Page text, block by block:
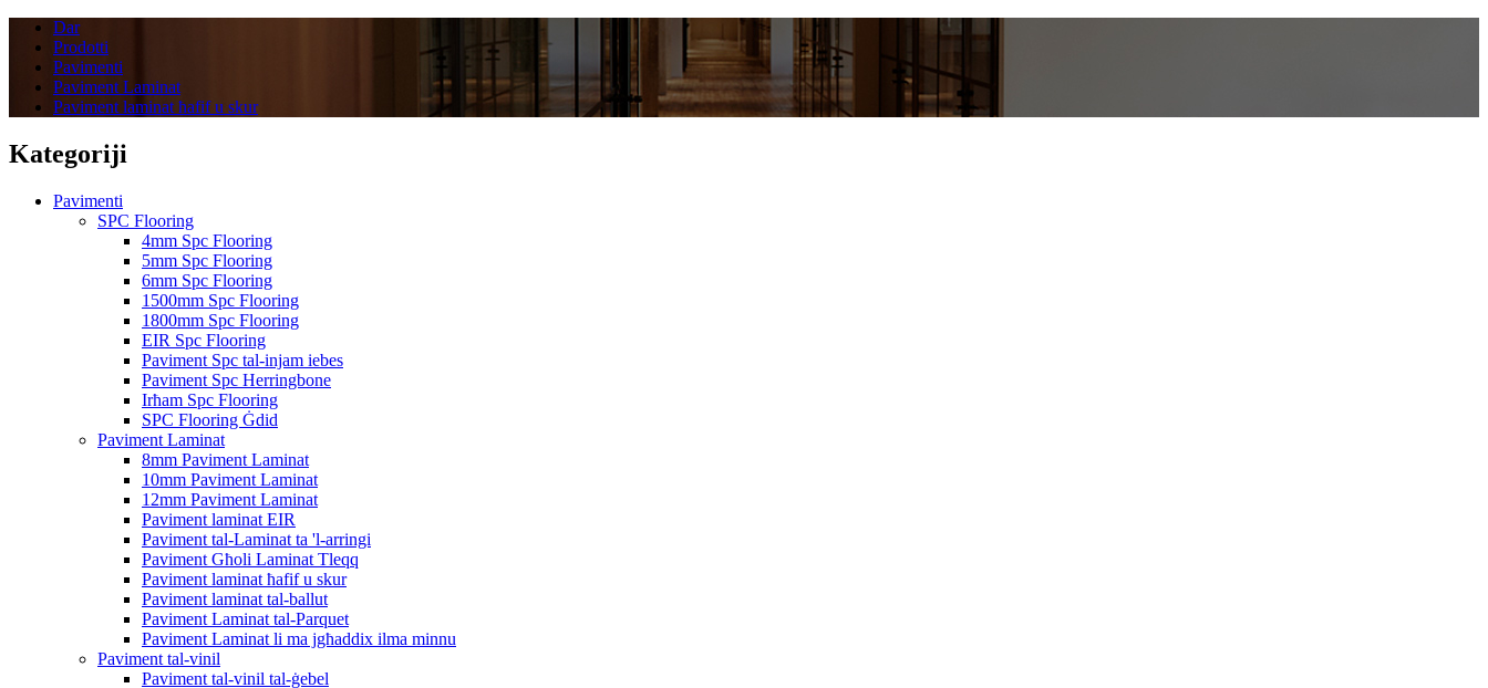
Dar
Prodotti
Pavimenti
Paviment Laminat
Paviment laminat ħafif u skur
Kategoriji
Pavimenti
SPC Flooring
4mm Spc Flooring
5mm Spc Flooring
6mm Spc Flooring
1500mm Spc Flooring
1800mm Spc Flooring
EIR Spc Flooring
Paviment Spc tal-injam iebes
Paviment Spc Herringbone
Irħam Spc Flooring
SPC Flooring Ġdid
Paviment Laminat
8mm Paviment Laminat
10mm Paviment Laminat
12mm Paviment Laminat
Paviment laminat EIR
Paviment tal-Laminat ta 'l-arringi
Paviment Għoli Laminat Tleqq
Paviment laminat ħafif u skur
Paviment laminat tal-ballut
Paviment Laminat tal-Parquet
Paviment Laminat li ma jgħaddix ilma minnu
Paviment tal-vinil
Paviment tal-vinil tal-ġebel